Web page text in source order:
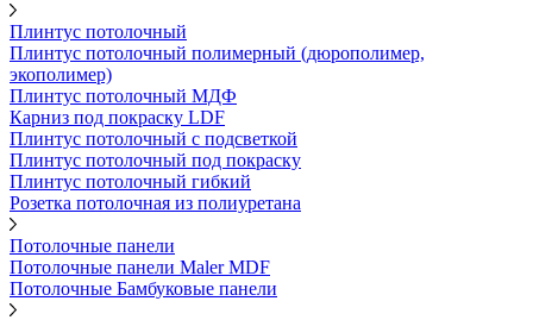
Плинтус потолочный
Плинтус потолочный полимерный (дюрополимер,
экополимер)
Плинтус потолочный МДФ
Карниз под покраску LDF
Плинтус потолочный с подсветкой
Плинтус потолочный под покраску
Плинтус потолочный гибкий
Розетка потолочная из полиуретана
Потолочные панели
Потолочные панели Maler MDF
Потолочные Бамбуковые панели